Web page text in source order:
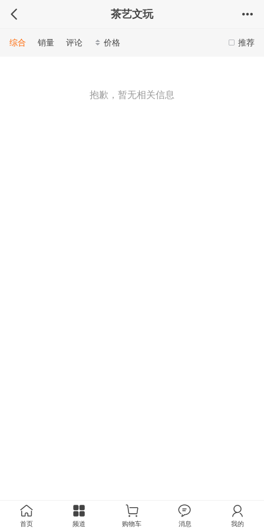
茶艺文玩
推荐
综合 销量 评论 价格
抱歉，暂无相关信息
首页 频道 购物车 消息 我的